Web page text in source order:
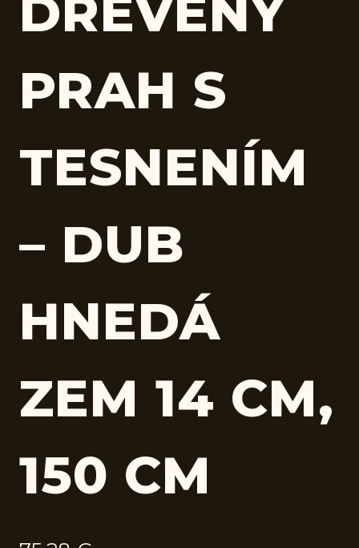
DREVENÝ
PRAH S
TESNENÍM
– DUB
HNEDÁ
ZEM 14 CM,
150 CM